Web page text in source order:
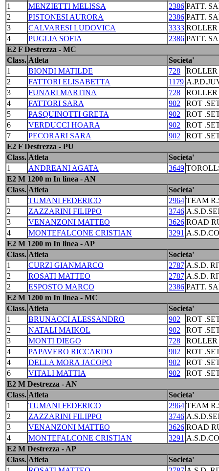
1
MENZIETTI MELISSA 2386 PATT.
2
PISTONESI AURORA 2386 PATT.
3
CALVARESI LUDOVICA 3333 ROLLER
4
PUGLIA SOFIA 2386 PATT.
E2 F Destrezza - MC
Class. Atleta
Societa'
1
BIONDI MATILDE 728
2
FATTORI ELISABETTA 1179
3
FUNARI MARTINA 728
4
FATTORI SARA 902
ROT
5
PASQUINOTTI GRETA 902
ROT
6
VERDUCCI HOARA 902
ROT
7
PECORARI SARA 902
ROT
E2 F Destrezza - PU
Class. Atleta
Societa'
1
ANDREANI AGATA 3649
E2 M 1200 m In linea - AN
Class. Atleta
Societa'
1
TUMANI FEDERICO 2964 TEAM
2
ZAZZARINI FILIPPO 3746
3
VENANZONI MATTEO 3626 ROAD
4
MONTEFALCONE CRISTIAN 3291
E2 M 1200 m In linea - AP
Class. Atleta
Societa'
1
CURZI GIANMARCO 2787 A.S.D.
2
ROSATI MATTEO 2787 A.S.D.
2
ESPOSTO MARCO 2386 PATT.
E2 M 1200 m In linea - MC
Class. Atleta
Societa'
1
BRUNACCI ALESSANDRO 902
ROT
2
NATALI MAIKOL 902
ROT
3
MONTI DIEGO 728
4
PAPAVERO RICCARDO 902
ROT
4
DELLA MORA JACOPO 902
ROT
6
VITALI MATTIA 902
ROT
E2 M Destrezza - AN
Class. Atleta
Societa'
1
TUMANI FEDERICO 2964 TEAM
2
ZAZZARINI FILIPPO 3746
3
VENANZONI MATTEO 3626 ROAD
4
MONTEFALCONE CRISTIAN 3291
E2 M Destrezza - AP
Class. Atleta
Societa'